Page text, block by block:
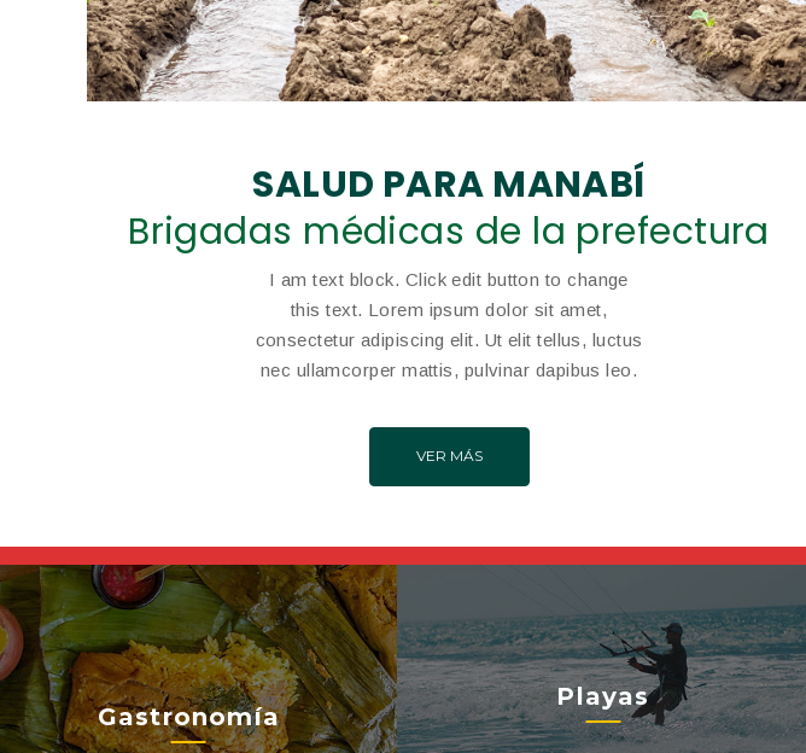
SALUD PARA MANABÍ
Brigadas médicas de la prefectura
I am text block. Click edit button to change
this text. Lorem ipsum dolor sit amet,
consectetur adipiscing elit. Ut elit tellus, luctus
nec ullamcorper mattis, pulvinar dapibus leo.
VER MÁS
Gastronomía
Playas